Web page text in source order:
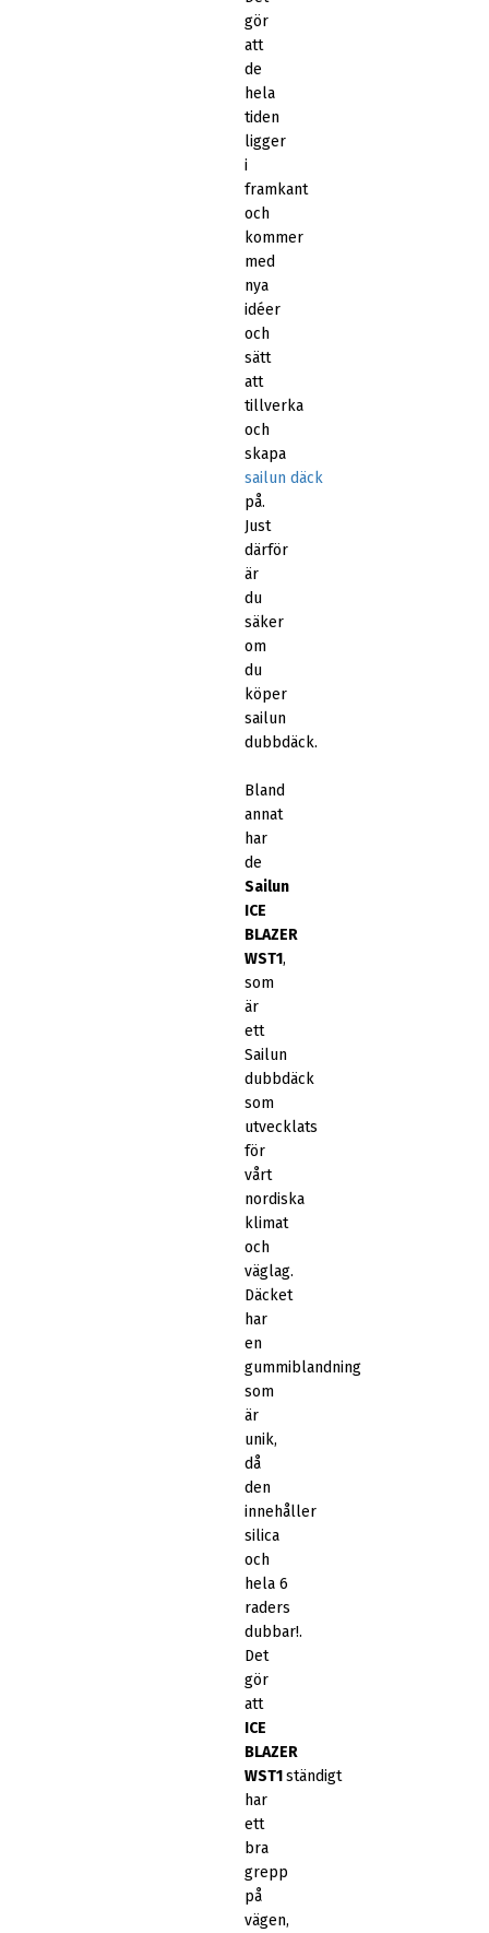
gör
att
de
hela
tiden
ligger
i
framkant
och
kommer
med
nya
idéer
och
sätt
att
tillverka
och
skapa
sailun däck
på.
Just
därför
är
du
säker
om
du
köper
sailun
dubbdäck.
Bland
annat
har
de
Sailun
ICE
BLAZER
WST1,
som
är
ett
Sailun
dubbdäck
som
utvecklats
för
vårt
nordiska
klimat
och
väglag.
Däcket
har
en
gummiblandning
som
är
unik,
då
den
innehåller
silica
och
hela 6
raders
dubbar!.
Det
gör
att
ICE
BLAZER
WST1ständigt
har
ett
bra
grepp
på
vägen,